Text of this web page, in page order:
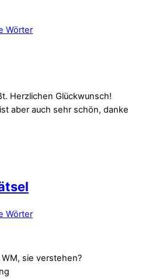
Wörter
Herzlichen Glückwunsch!
aber auch sehr schön, danke
Wörter
sie verstehen?